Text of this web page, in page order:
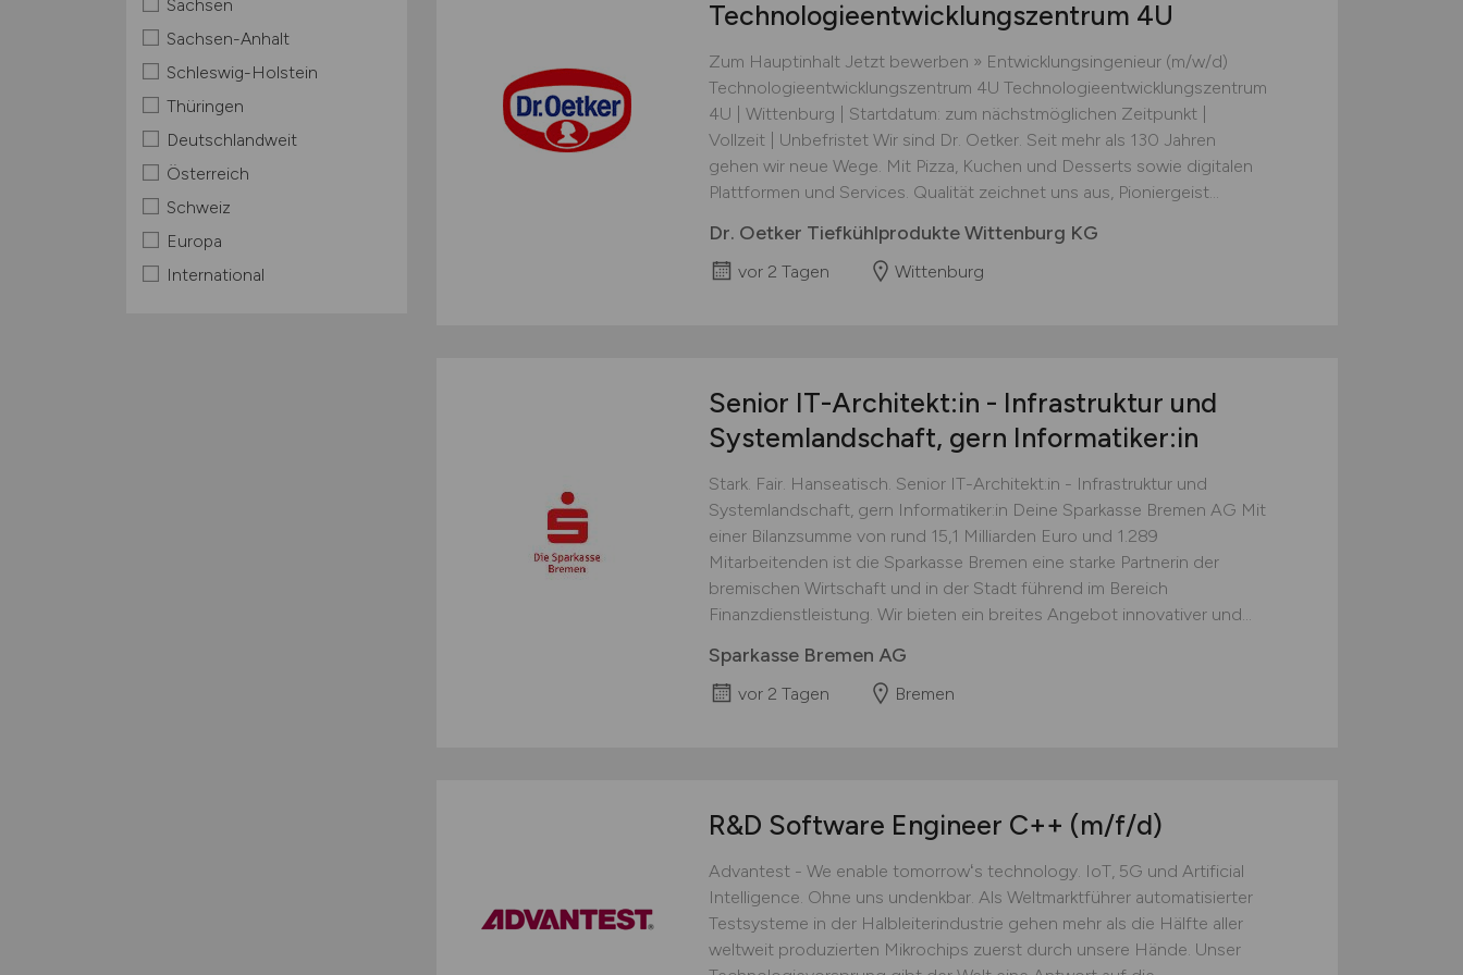
Sachsen
Sachsen-Anhalt
Schleswig-Holstein
Thüringen
Deutschlandweit
Österreich
Schweiz
Europa
International
Technologieentwicklungszentrum 4U
Zum Hauptinhalt Jetzt bewerben » Entwicklungsingenieur (m/w/d)
Technologieentwicklungszentrum 4U Technologieentwicklungszentrum
4U | Wittenburg | Startdatum: zum nächstmöglichen Zeitpunkt |
Vollzeit | Unbefristet Wir sind Dr. Oetker. Seit mehr als 130 Jahren
gehen wir neue Wege. Mit Pizza, Kuchen und Desserts sowie digitalen
Plattformen und Services. Qualität zeichnet uns aus, Pioniergeist...
Dr. Oetker Tiefkühlprodukte Wittenburg KG
vor 2 Tagen Wittenburg
Senior IT-Architekt:in - Infrastruktur und
Systemlandschaft, gern Informatiker:in
Stark. Fair. Hanseatisch. Senior IT-Architekt:in - Infrastruktur und
Systemlandschaft, gern Informatiker:in Deine Sparkasse Bremen AG Mit
einer Bilanzsumme von rund 15,1 Milliarden Euro und 1.289
Mitarbeitenden ist die Sparkasse Bremen eine starke Partnerin der
bremischen Wirtschaft und in der Stadt führend im Bereich
Finanzdienstleistung. Wir bieten ein breites Angebot innovativer und...
Sparkasse Bremen AG
vor 2 Tagen Bremen
R&D Software Engineer C++ (m/f/d)
Advantest - We enable tomorrowʻs technology. IoT, 5G und Artificial
Intelligence. Ohne uns undenkbar. Als Weltmarktführer automatisierter
Testsysteme in der Halbleiterindustrie gehen mehr als die Hälfte aller
weltweit produzierten Mikrochips zuerst durch unsere Hände. Unser